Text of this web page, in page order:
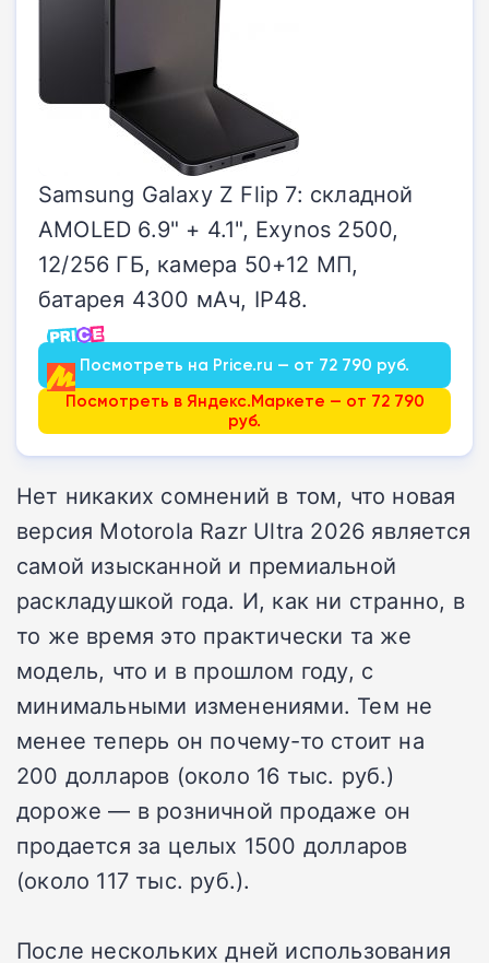
Samsung Galaxy Z Flip 7: складной
AMOLED 6.9" + 4.1", Exynos 2500,
12/256 ГБ, камера 50+12 МП,
батарея 4300 мАч, IP48.
Посмотреть на Price.ru — от 72 790 руб.
Посмотреть в Яндекс.Маркете — от 72 790
руб.
Нет никаких сомнений в том, что новая
версия Motorola Razr Ultra 2026 является
самой изысканной и премиальной
раскладушкой года. И, как ни странно, в
то же время это практически та же
модель, что и в прошлом году, с
минимальными изменениями. Тем не
менее теперь он почему-то стоит на
200 долларов (около 16 тыс. руб.)
дороже — в розничной продаже он
продается за целых 1500 долларов
(около 117 тыс. руб.).
После нескольких дней использования